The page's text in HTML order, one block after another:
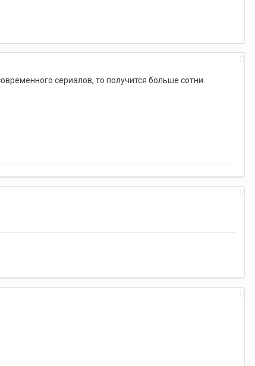
сериалов, то получится больше сотни.